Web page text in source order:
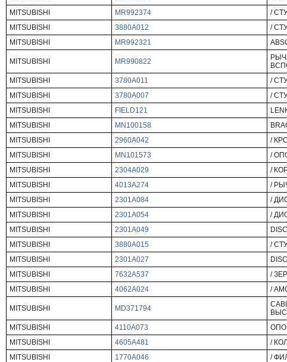
MITSUBISHI
MR992374
/
MITSUBISHI
3880A012
/
MITSUBISHI
MR992321
MITSUBISHI MR990822
MITSUBISHI
3780A011
/
MITSUBISHI
3780A007
/
MITSUBISHI
FIELD121
MITSUBISHI
MN100158
MITSUBISHI
2960A042
/
MITSUBISHI
MN101573
/
MITSUBISHI
2304A029
/
MITSUBISHI
4013A274
/
MITSUBISHI
2301A084
/
MITSUBISHI
2301A054
/
MITSUBISHI
2301A049
MITSUBISHI
3880A015
/
MITSUBISHI
2301A027
MITSUBISHI
7632A537
/
MITSUBISHI
4062A024 /
MITSUBISHI MD371794
MITSUBISHI
4110A073
MITSUBISHI
4605A481
/
MITSUBISHI
1770A046
/